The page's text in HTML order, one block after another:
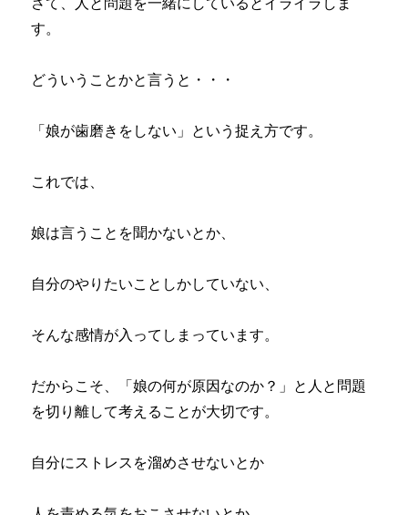
す。
どういうことかと言うと・・・
「娘が歯磨きをしない」という捉え方です。
これでは、
娘は言うことを聞かないとか、
自分のやりたいことしかしていない、
そんな感情が入ってしまっています。
だからこそ、「娘の何が原因なのか？」と人と問題
を切り離して考えることが大切です。
自分にストレスを溜めさせないとか